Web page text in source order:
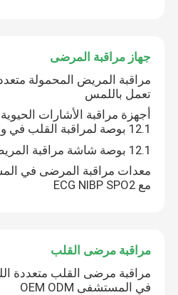
جهاز مراقبة المرضى
مراقبة المريض المحمولة
تعمل باللمس
أجهزة مراقبة الأشارات
12.1 بوصة لمراقبة القلب في وحدة العناية المركزة
12.1 بوصة شاشة مراقبة المريض للعيادة العامة
معدات مراقبة المرضى في
مع ECG NIBP SPO2
مراقبة مرضى القلب
مراقبة مرضى القلب متعددة
في المستشفى OEM ODM